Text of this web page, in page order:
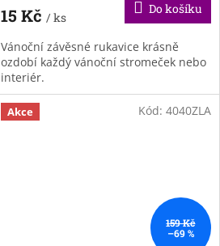
15 Kč / ks
Do košíku
Vánoční závěsné rukavice krásně
ozdobí každý vánoční stromeček nebo
interiér.
Akce
159 Kč
–69 %
Kód: 4040ZLA